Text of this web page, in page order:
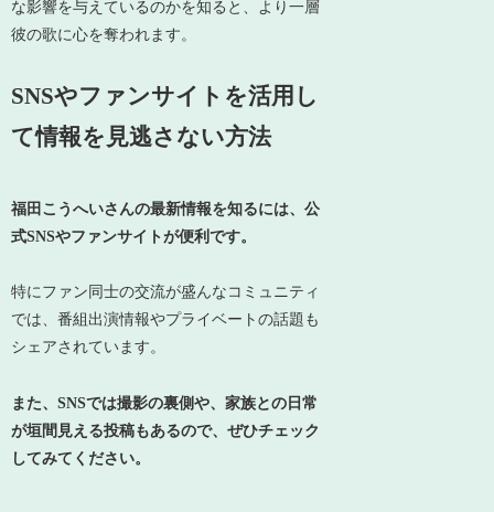
な影響を与えているのかを知ると、より一層
彼の歌に心を奪われます。
SNSやファンサイトを活用し
て情報を見逃さない方法
福田こうへいさんの最新情報を知るには、公
式SNSやファンサイトが便利です。
特にファン同士の交流が盛んなコミュニティ
では、番組出演情報やプライベートの話題も
シェアされています。
また、SNSでは撮影の裏側や、家族との日常
が垣間見える投稿もあるので、ぜひチェック
してみてください。